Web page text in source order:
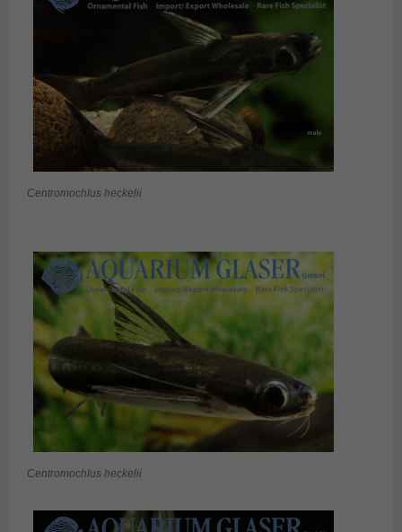
Centromochlus heckelii
Centromochlus heckelii